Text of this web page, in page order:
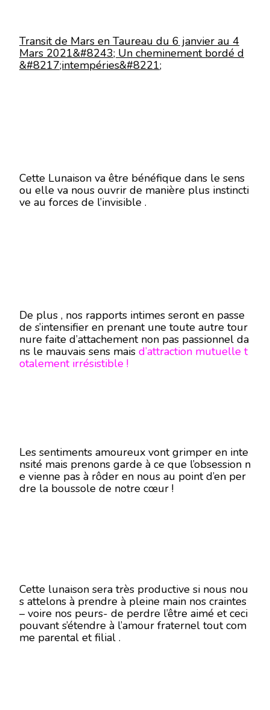
Transit de Mars en Taureau du 6 janvier au 4
Mars 2021&#8243; Un cheminement bordé d
&#8217;intempéries&#8221;
Cette Lunaison va être bénéfique dans le sens
ou elle va nous ouvrir de manière plus instincti
ve au forces de l’invisible .
De plus , nos rapports intimes seront en passe
de s’intensifier en prenant une toute autre tour
nure faite d’attachement non pas passionnel da
ns le mauvais sens mais d’attraction mutuelle t
otalement irrésistible !
Les sentiments amoureux vont grimper en inte
nsité mais prenons garde à ce que l’obsession n
e vienne pas à rôder en nous au point d’en per
dre la boussole de notre cœur !
Cette lunaison sera très productive si nous nou
s attelons à prendre à pleine main nos craintes
– voire nos peurs- de perdre l’être aimé et ceci
pouvant s’étendre à l’amour fraternel tout com
me parental et filial .